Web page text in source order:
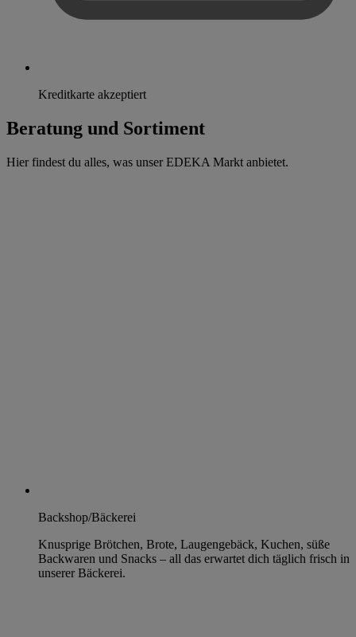
Kreditkarte akzeptiert
Beratung und Sortiment
Hier findest du alles, was unser EDEKA Markt anbietet.
Backshop/Bäckerei
Knusprige Brötchen, Brote, Laugengebäck, Kuchen, süße
Backwaren und Snacks – all das erwartet dich täglich frisch in
unserer Bäckerei.